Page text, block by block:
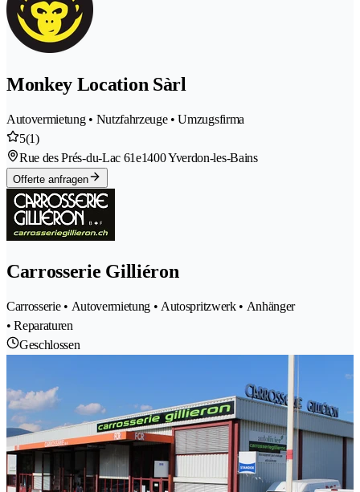
Monkey Location Sàrl
Autovermietung • Nutzfahrzeuge • Umzugsfirma
5(1)
Rue des Prés-du-Lac 61e1400 Yverdon-les-Bains
Offerte anfragen
Carrosserie Gilliéron
Carrosserie • Autovermietung • Autospritzwerk • Anhänger
• Reparaturen
Geschlossen